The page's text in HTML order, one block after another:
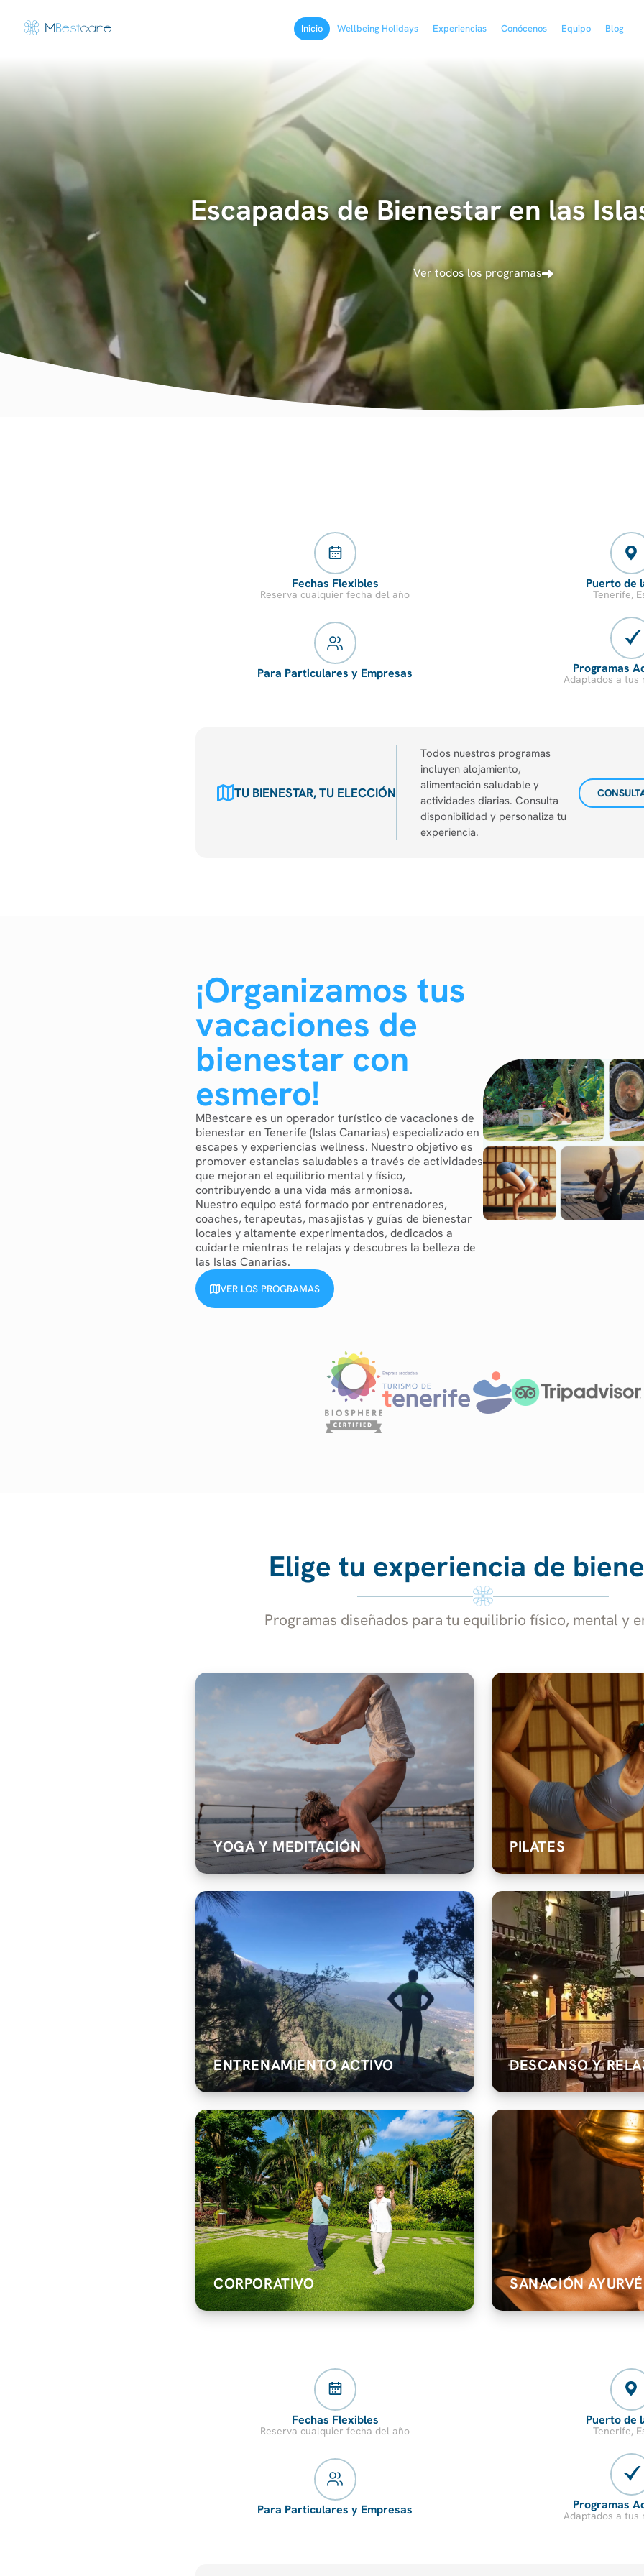
Inicio Wellbeing Holidays Experiencias Conócenos Equipo Blog
Escapadas de Bienestar en las
Ver todos los programas
Fechas Flexibles
Reserva cualquier fecha del año
Puerto de
Tenerife,
Para Particulares y Empresas Programas
Adaptados a tus
TU BIENESTAR, TU ELECCIÓN
Todos nuestros programas
incluyen alojamiento,
alimentación saludable y
actividades diarias. Consulta
disponibilidad y personaliza tu
experiencia.
¡Organizamos tus
vacaciones de
bienestar con
esmero!
MBestcare es un operador turístico de vacaciones de
bienestar en Tenerife (Islas Canarias) especializado en
escapes y experiencias wellness. Nuestro objetivo es
promover estancias saludables a través de actividades
que mejoran el equilibrio mental y físico,
contribuyendo a una vida más armoniosa.
Nuestro equipo está formado por entrenadores,
coaches, terapeutas, masajistas y guías de bienestar
locales y altamente experimentados, dedicados a
cuidarte mientras te relajas y descubres la belleza de
las Islas Canarias.
VER LOS PROGRAMAS
Elige tu experiencia de
Programas diseñados para tu equilibrio físico, mental y
YOGA Y MEDITACIÓN PILATES
ENTRENAMIENTO ACTIVO DESCANSO Y
CORPORATIVO SANACIÓN
Fechas Flexibles
Reserva cualquier fecha del año
Puerto de
Tenerife,
Para Particulares y Empresas Programas
Adaptados a tus